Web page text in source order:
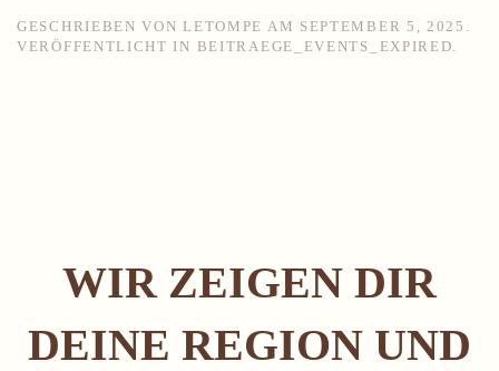
GESCHRIEBEN VONLETOMPE AM SEPTEMBER 5, 2025 .
VERÖFFENTLICHT IN BEITRAEGE_EVENTS_EXPIRED.
WIR ZEIGEN DIR
DEINE REGION UND